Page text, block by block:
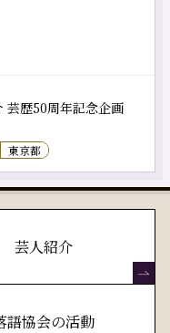
芸歴50周年記念企画
東京都
芸人紹介
語協会の活動